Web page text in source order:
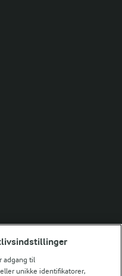
adgang til
unikke identifikatorer,